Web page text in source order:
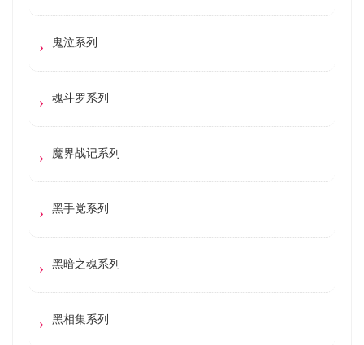
鬼泣系列
魂斗罗系列
魔界战记系列
黑手党系列
黑暗之魂系列
黑相集系列